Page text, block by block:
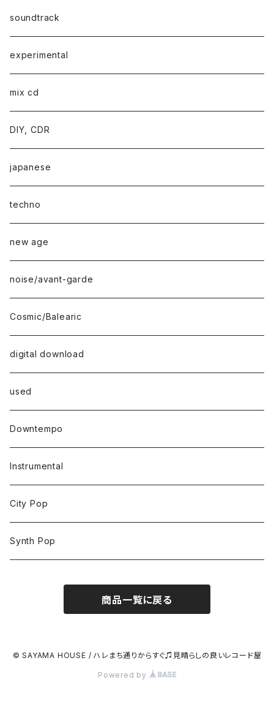
soundtrack
experimental
mix cd
DIY, CDR
japanese
techno
new age
noise/avant-garde
Cosmic/Balearic
digital download
used
Downtempo
Instrumental
City Pop
Synth Pop
商品一覧に戻る
© SAYAMA HOUSE / ハレまち通りからすぐ♫見晴らしの良いレコード屋
Powered by